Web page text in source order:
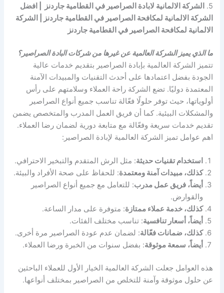
5.
الشركة الالمانية لابادة الصراصير في القطامية جاردنز | افضل
الشركة الالمانية لمكافحة الصراصير في القطامية جاردنز | الشركة
الالمانية لمكافحة الصراصير في القطامية جاردنز
ما الذي يميز الشركة العالمية عن غيرها من شركات البادة الصراصير؟
تتميز الشركة العالمية بإبادة الصراصير بتقديم خدمات عالية
الجودة بفضل اعتمادها على أحدث التقنيات والمبيدات الآمنة
المعتمدة دوليًا. تضع الشركة راحة العملاء وسلامتهم على رأس
أولوياتها، حيث توفر حلولًا فعّالة تناسب جميع أنواع الصراصير
والمشكلات البيئية. كما أن فريق العمل المدرب والمتخصص يضمن
تقديم خدمات سريعة وفعّالة مع متابعة دورية لضمان رضا العملاء.
اهم عوامل تميز الشركة العالمية لإبادة الصراصير:
استخدام تقنيات حديثة: مثل الرش المتقدم والتبخير الاحترافي.
كذلك، مبيدات آمنة ومعتمدة: للحفاظ على صحة الأفراد والبيئة.
أيضاً، فريق عمل مدرب: للتعامل مع جميع أنواع الصراصير
والقوارض.
كذلك، خدمة عملاء ممتازة: متوفرة على مدار الساعة.
أيضاً، أسعار تنافسية: تناسب مختلف الفئات.
كذلك، ضمانات فعّالة: لضمان عدم عودة الصراصير مرة أخرى.
أيضاً، سمعة موثوقة: بفضل سنوات من الخبرة ورضا العملاء.
هذه العوامل جعلت الشركة العالمية الخيار الأول للعملاء الباحثين
عن حلول موثوقة وآمنة للتخلص من الصراصير بمختلف أنواعها.